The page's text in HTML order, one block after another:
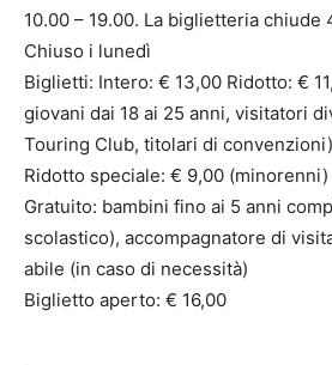
10.00 – 19.00. La biglietteria chiude
Chiuso i lunedì
Biglietti: Intero: € 13,00 Ridotto: €
giovani dai 18 ai 25 anni, visitatori
Touring Club, titolari di convenzioni)
Ridotto speciale: € 9,00 (minorenni)
Gratuito: bambini fino ai 5 anni
scolastico), accompagnatore di
abile (in caso di necessità)
Biglietto aperto: € 16,00